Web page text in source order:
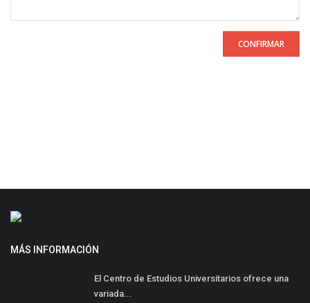
CONFIRMAR
MÁS INFORMACIÓN
El Centro de Estudios Universitarios ofrece una
variada...